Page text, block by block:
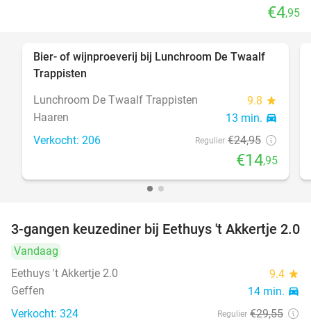
€4,95
40%
Bier- of wijnproeverij bij Lunchroom De Twaalf
Trappisten
Lunchroom De Twaalf Trappisten
9.8 star
Haaren 13 min. directions_car
Verkocht: 206 Regulier €24,95
€14,95
44%
3-gangen keuzediner bij Eethuys 't Akkertje 2.0
Vandaag
Eethuys 't Akkertje 2.0
9.4 star
Geffen 14 min. directions_car
Verkocht: 324 Regulier €29,55